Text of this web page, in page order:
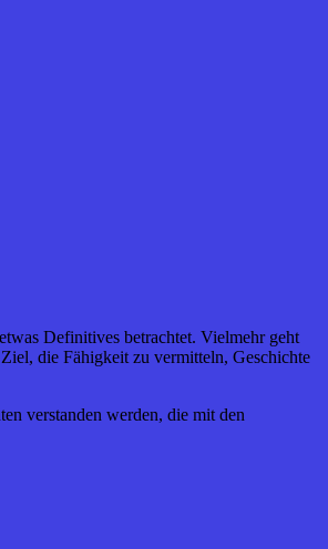
Definitives betrachtet. Vielmehr geht
die Fähigkeit zu vermitteln, Geschichte
verstanden werden, die mit den